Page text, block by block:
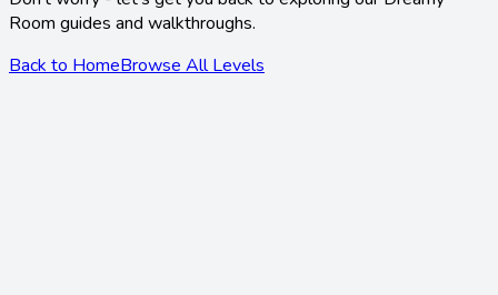
Room guides and walkthroughs.
Back to HomeBrowse All Levels